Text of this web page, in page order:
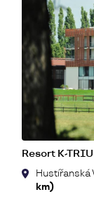
Resort K-
Hustířanská
km)